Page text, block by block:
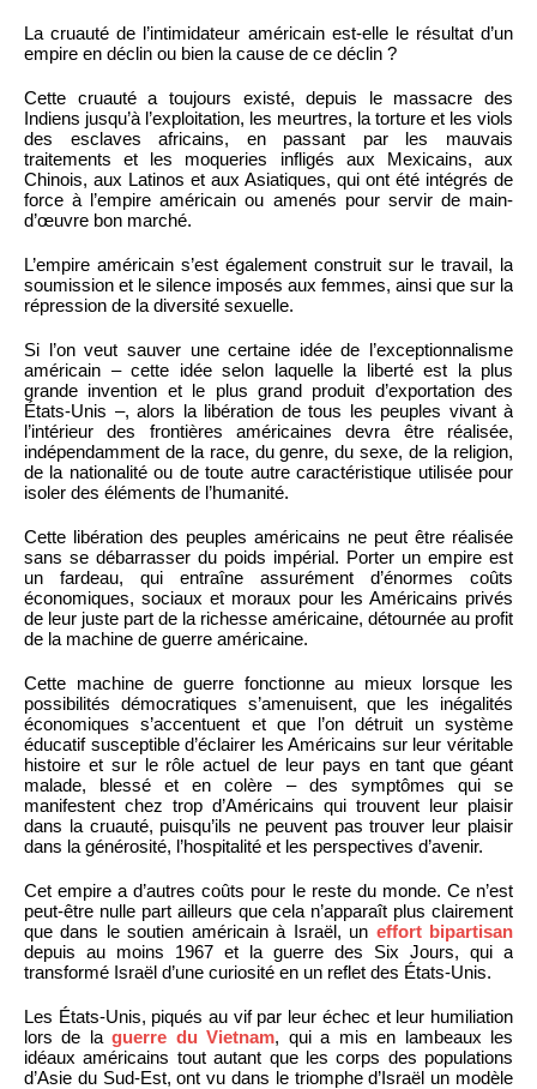
La cruauté de l’intimidateur américain est-elle le résultat d’un
empire en déclin ou bien la cause de ce déclin ?
Cette cruauté a toujours existé, depuis le massacre des
Indiens jusqu’à l’exploitation, les meurtres, la torture et les viols
des esclaves africains, en passant par les mauvais
traitements et les moqueries infligés aux Mexicains, aux
Chinois, aux Latinos et aux Asiatiques, qui ont été intégrés de
force à l’empire américain ou amenés pour servir de main-
d’œuvre bon marché.
L’empire américain s’est également construit sur le travail, la
soumission et le silence imposés aux femmes, ainsi que sur la
répression de la diversité sexuelle.
Si l’on veut sauver une certaine idée de l’exceptionnalisme
américain – cette idée selon laquelle la liberté est la plus
grande invention et le plus grand produit d’exportation des
États-Unis –, alors la libération de tous les peuples vivant à
l’intérieur des frontières américaines devra être réalisée,
indépendamment de la race, du genre, du sexe, de la religion,
de la nationalité ou de toute autre caractéristique utilisée pour
isoler des éléments de l’humanité.
Cette libération des peuples américains ne peut être réalisée
sans se débarrasser du poids impérial. Porter un empire est
un fardeau, qui entraîne assurément d’énormes coûts
économiques, sociaux et moraux pour les Américains privés
de leur juste part de la richesse américaine, détournée au profit
de la machine de guerre américaine.
Cette machine de guerre fonctionne au mieux lorsque les
possibilités démocratiques s’amenuisent, que les inégalités
économiques s’accentuent et que l’on détruit un système
éducatif susceptible d’éclairer les Américains sur leur véritable
histoire et sur le rôle actuel de leur pays en tant que géant
malade, blessé et en colère – des symptômes qui se
manifestent chez trop d’Américains qui trouvent leur plaisir
dans la cruauté, puisqu’ils ne peuvent pas trouver leur plaisir
dans la générosité, l’hospitalité et les perspectives d’avenir.
Cet empire a d’autres coûts pour le reste du monde. Ce n’est
peut-être nulle part ailleurs que cela n’apparaît plus clairement
que dans le soutien américain à Israël, un effort bipartisan
depuis au moins 1967 et la guerre des Six Jours, qui a
transformé Israël d’une curiosité en un reflet des États-Unis.
Les États-Unis, piqués au vif par leur échec et leur humiliation
lors de laguerre du Vietnam, qui a mis en lambeaux les
idéaux américains tout autant que les corps des populations
d’Asie du Sud-Est, ont vu dans le triomphe d’Israël un modèle